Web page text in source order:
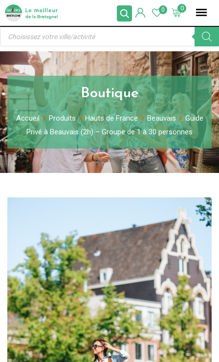
Skip
content
0
0
Recherche
produits
Boutique
Accueil Produits Hauts de France Beauvais
Guide
Privé à Beauvais (2h) – Groupe de 1 à 30 personnes